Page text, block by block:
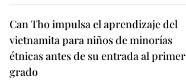
Can Tho impulsa el aprendizaje del
vietnamita para niños de minorías
étnicas antes de su entrada al primer
grado